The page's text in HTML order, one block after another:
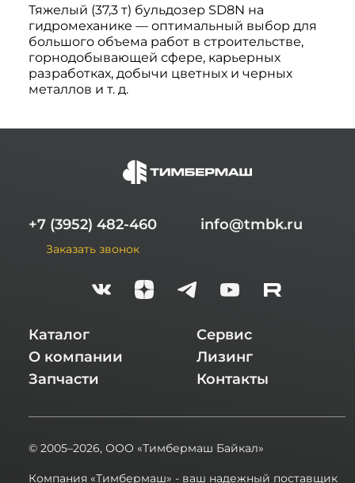
Тяжелый (37,3 т) бульдозер SD8N на
гидромеханике — оптимальный выбор для
большого объема работ в строительстве,
горнодобывающей сфере, карьерных
разработках, добычи цветных и черных
металлов и т. д.
+7 (3952) 482-460
Заказать звонок
info@tmbk.ru
Каталог
О компании
Запчасти
Сервис
Лизинг
Контакты
© 2005–2026, ООО «Тимбермаш Байкал»
Компания «Тимбермаш» - ваш надежный поставщик